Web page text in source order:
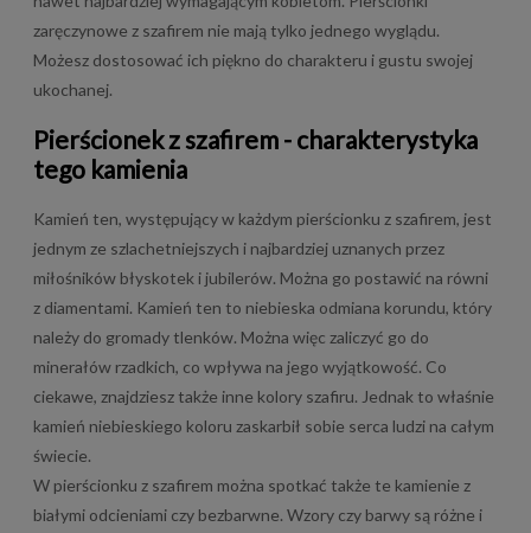
zaręczynowe z szafirem nie mają tylko jednego wyglądu.
Możesz dostosować ich piękno do charakteru i gustu swojej
ukochanej.
Pierścionek z szafirem - charakterystyka
tego kamienia
Kamień ten, występujący w każdym pierścionku z szafirem, jest
jednym ze szlachetniejszych i najbardziej uznanych przez
miłośników błyskotek i jubilerów. Można go postawić na równi
z diamentami. Kamień ten to niebieska odmiana korundu, który
należy do gromady tlenków. Można więc zaliczyć go do
minerałów rzadkich, co wpływa na jego wyjątkowość. Co
ciekawe, znajdziesz także inne kolory szafiru. Jednak to właśnie
kamień niebieskiego koloru zaskarbił sobie serca ludzi na całym
świecie.
W pierścionku z szafirem można spotkać także te kamienie z
białymi odcieniami czy bezbarwne. Wzory czy barwy są różne i